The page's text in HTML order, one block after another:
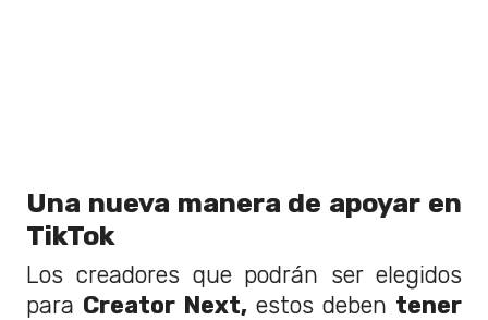
Una nueva manera de apoyar en
TikTok
Los creadores que podrán ser elegidos
para Creator Next, estos deben tener